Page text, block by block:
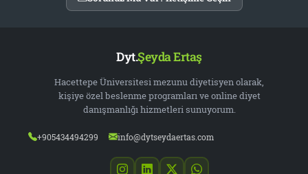
Dyt.Şeyda Ertaş
Hacettepe Üniversitesi mezunu diyetisyen olarak,
kişiye özel beslenme programları ve online diyet
danışmanlığı hizmetleri sunuyorum.
+905434494299 info@dytseydaertas.com